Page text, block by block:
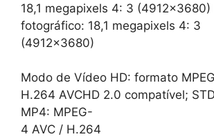
18,1 megapixels 4: 3
fotográfico: 18,1 megapixels 4: 3
(4912×3680)
Modo de Vídeo HD: formato
H.264 AVCHD 2.0 compatível;
MP4: MPEG-
4 AVC / H.264